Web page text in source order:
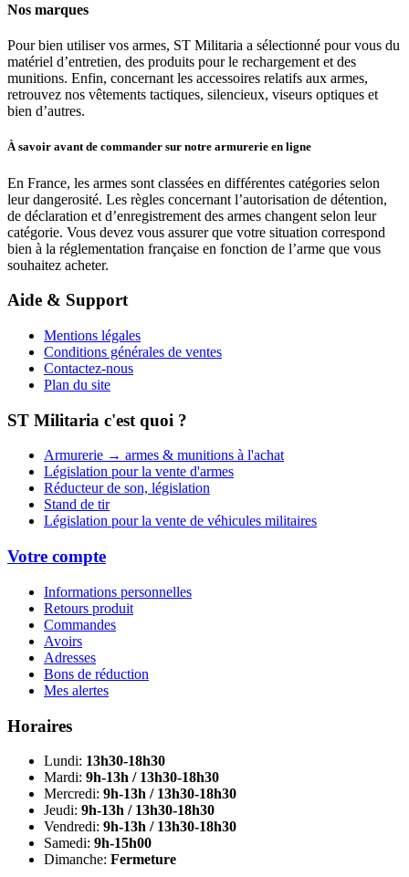
Nos marques
Pour bien utiliser vos armes, ST Militaria a sélectionné pour vous du
matériel d’entretien, des produits pour le rechargement et des
munitions. Enfin, concernant les accessoires relatifs aux armes,
retrouvez nos vêtements tactiques, silencieux, viseurs optiques et
bien d’autres.
À savoir avant de commander sur notre armurerie en ligne
En France, les armes sont classées en différentes catégories selon
leur dangerosité. Les règles concernant l’autorisation de détention,
de déclaration et d’enregistrement des armes changent selon leur
catégorie. Vous devez vous assurer que votre situation correspond
bien à la réglementation française en fonction de l’arme que vous
souhaitez acheter.
Aide & Support
Mentions légales
Conditions générales de ventes
Contactez-nous
Plan du site
ST Militaria c'est quoi ?
Armurerie → armes & munitions à l'achat
Législation pour la vente d'armes
Réducteur de son, législation
Stand de tir
Législation pour la vente de véhicules militaires
Votre compte
Informations personnelles
Retours produit
Commandes
Avoirs
Adresses
Bons de réduction
Mes alertes
Horaires
Lundi: 13h30-18h30
Mardi: 9h-13h / 13h30-18h30
Mercredi: 9h-13h / 13h30-18h30
Jeudi: 9h-13h / 13h30-18h30
Vendredi: 9h-13h / 13h30-18h30
Samedi: 9h-15h00
Dimanche: Fermeture